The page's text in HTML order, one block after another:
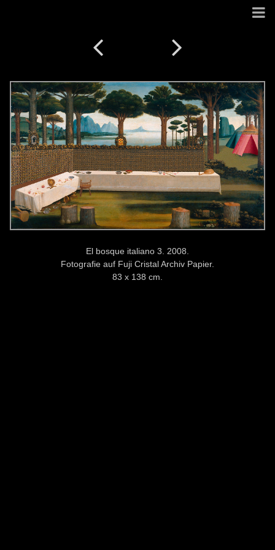
El bosque italiano 3. 2008.
Fotografie auf Fuji Cristal Archiv Papier.
83 x 138 cm.